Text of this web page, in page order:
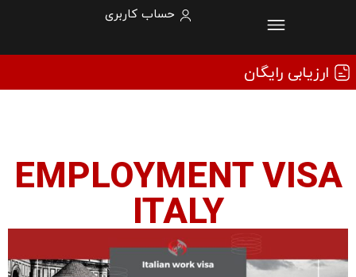
حساب کاربری
ارزیابی رایگان
EMPLOYMENT VISA
ITALY